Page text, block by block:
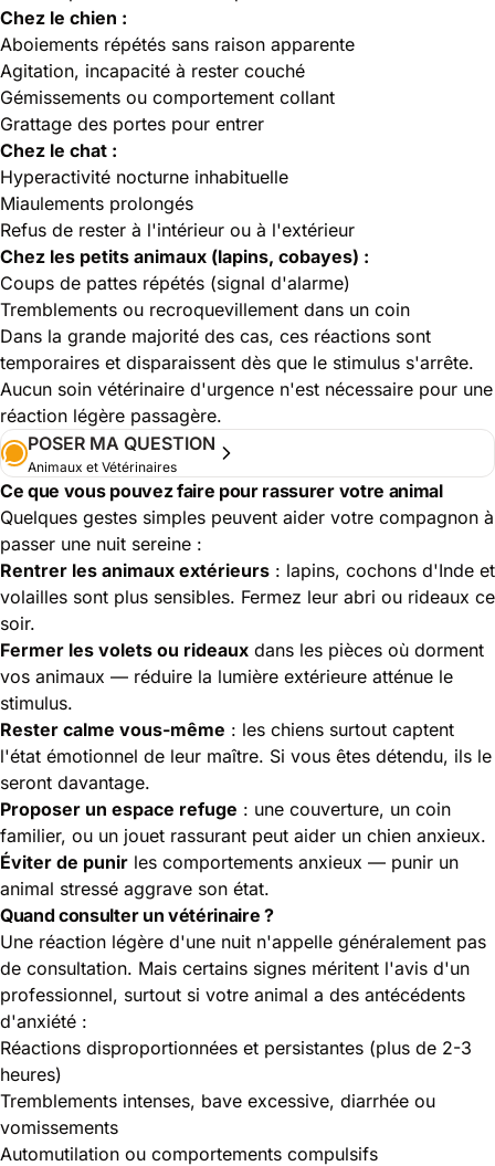
Chez le chien :
Aboiements répétés sans raison apparente
Agitation, incapacité à rester couché
Gémissements ou comportement collant
Grattage des portes pour entrer
Chez le chat :
Hyperactivité nocturne inhabituelle
Miaulements prolongés
Refus de rester à l'intérieur ou à l'extérieur
Chez les petits animaux (lapins, cobayes) :
Coups de pattes répétés (signal d'alarme)
Tremblements ou recroquevillement dans un coin
Dans la grande majorité des cas, ces réactions sont
temporaires et disparaissent dès que le stimulus s'arrête.
Aucun soin vétérinaire d'urgence n'est nécessaire pour une
réaction légère passagère.
POSER MA QUESTION
Animaux et Vétérinaires
Ce que vous pouvez faire pour rassurer votre animal
Quelques gestes simples peuvent aider votre compagnon à
passer une nuit sereine :
Rentrer les animaux extérieurs : lapins, cochons d'Inde et
volailles sont plus sensibles. Fermez leur abri ou rideaux ce
soir.
Fermer les volets ou rideaux dans les pièces où dorment
vos animaux — réduire la lumière extérieure atténue le
stimulus.
Rester calme vous-même : les chiens surtout captent
l'état émotionnel de leur maître. Si vous êtes détendu, ils le
seront davantage.
Proposer un espace refuge : une couverture, un coin
familier, ou un jouet rassurant peut aider un chien anxieux.
Éviter de punir les comportements anxieux — punir un
animal stressé aggrave son état.
Quand consulter un vétérinaire ?
Une réaction légère d'une nuit n'appelle généralement pas
de consultation. Mais certains signes méritent l'avis d'un
professionnel, surtout si votre animal a des antécédents
d'anxiété :
Réactions disproportionnées et persistantes (plus de 2-3
heures)
Tremblements intenses, bave excessive, diarrhée ou
vomissements
Automutilation ou comportements compulsifs